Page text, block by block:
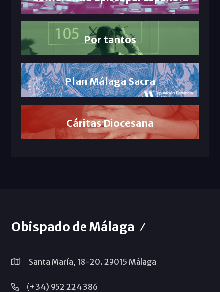
Por tantos
Plan Málaga Sacra
Cáritas Diocesana
Obispado de Málaga
Santa María, 18-20. 29015 Málaga
(+34) 952 224 386